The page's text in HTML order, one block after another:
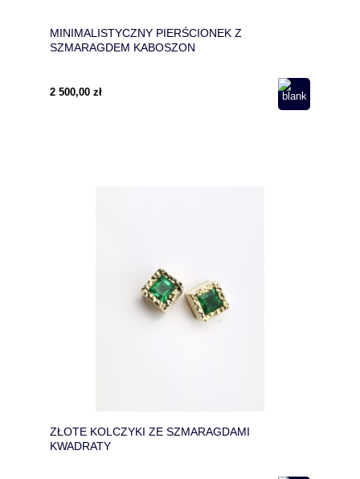
MINIMALISTYCZNY PIERŚCIONEK Z
SZMARAGDEM KABOSZON
2 500,00 zł
ZŁOTE KOLCZYKI ZE SZMARAGDAMI
KWADRATY